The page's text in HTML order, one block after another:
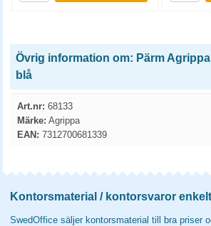
Övrig information om: Pärm
blå
Art.nr: 68133
Märke: Agrippa
EAN: 7312700681339
Kontorsmaterial / kontorsvaror
SwedOffice säljer kontorsmaterial till bra priser